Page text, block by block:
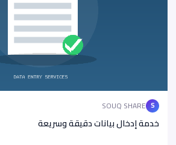
S
SOUQ SHARE
خدمة إدخال بيانات دقيقة وسريعة